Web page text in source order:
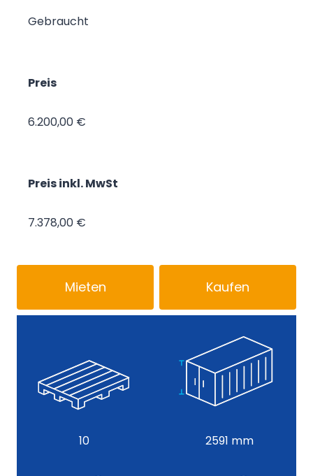
Gebraucht
Preis
6.200,00 €
Preis inkl. MwSt
7.378,00 €
Mieten Kaufen
10 2591 mm